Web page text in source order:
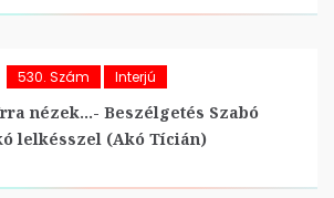
530. Szám Interjú
nézek…- Beszélgetés Szabó
lelkésszel (Akó Tícián)